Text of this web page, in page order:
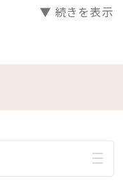
セットメニューをご
します。
レストランのみの
▼ 続きを表示